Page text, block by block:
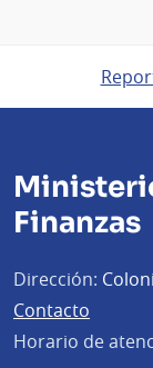
Finanzas
Dirección:
Contacto
Horario de